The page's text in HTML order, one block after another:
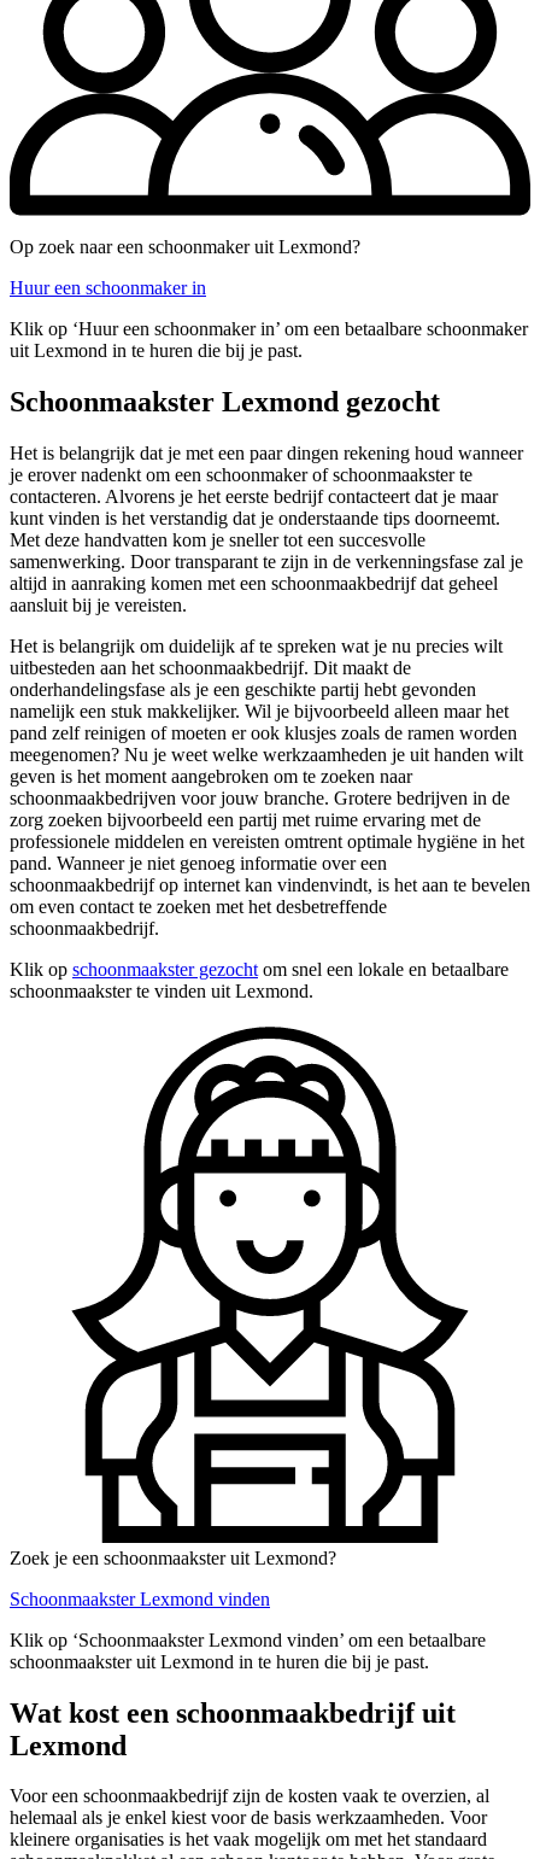
Op zoek naar een schoonmaker uit Lexmond?
Huur een schoonmaker in
Klik op ‘Huur een schoonmaker in’ om een betaalbare schoonmaker
uit Lexmond in te huren die bij je past.
Schoonmaakster Lexmond gezocht
Het is belangrijk dat je met een paar dingen rekening houd wanneer
je erover nadenkt om een schoonmaker of schoonmaakster te
contacteren. Alvorens je het eerste bedrijf contacteert dat je maar
kunt vinden is het verstandig dat je onderstaande tips doorneemt.
Met deze handvatten kom je sneller tot een succesvolle
samenwerking. Door transparant te zijn in de verkenningsfase zal je
altijd in aanraking komen met een schoonmaakbedrijf dat geheel
aansluit bij je vereisten.
Het is belangrijk om duidelijk af te spreken wat je nu precies wilt
uitbesteden aan het schoonmaakbedrijf. Dit maakt de
onderhandelingsfase als je een geschikte partij hebt gevonden
namelijk een stuk makkelijker. Wil je bijvoorbeeld alleen maar het
pand zelf reinigen of moeten er ook klusjes zoals de ramen worden
meegenomen? Nu je weet welke werkzaamheden je uit handen wilt
geven is het moment aangebroken om te zoeken naar
schoonmaakbedrijven voor jouw branche. Grotere bedrijven in de
zorg zoeken bijvoorbeeld een partij met ruime ervaring met de
professionele middelen en vereisten omtrent optimale hygiëne in het
pand. Wanneer je niet genoeg informatie over een
schoonmaakbedrijf op internet kan vindenvindt, is het aan te bevelen
om even contact te zoeken met het desbetreffende
schoonmaakbedrijf.
Klik op schoonmaakster gezocht om snel een lokale en betaalbare
schoonmaakster te vinden uit Lexmond.
Zoek je een schoonmaakster uit Lexmond?
Schoonmaakster Lexmond vinden
Klik op ‘Schoonmaakster Lexmond vinden’ om een betaalbare
schoonmaakster uit Lexmond in te huren die bij je past.
Wat kost een schoonmaakbedrijf uit
Lexmond
Voor een schoonmaakbedrijf zijn de kosten vaak te overzien, al
helemaal als je enkel kiest voor de basis werkzaamheden. Voor
kleinere organisaties is het vaak mogelijk om met het standaard